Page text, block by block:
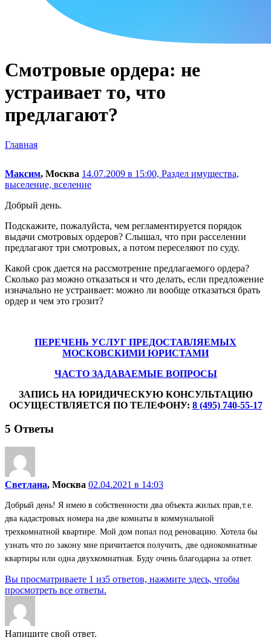
Смотровые ордера: не
устраивает то, что
предлагают?
Главная
Максим, Москва 14.07.2009 в 15:00, Раздел имущества,
выселение, вселение
Добрый день.
Подскажите, пожалуйста, чем регламентируется порядок
выдачи смотровых ордеров? Слышал, что при расселении
предлагают три смотровых, а потом переселяют по суду.
Какой срок дается на рассмотрение предлагаемого ордера?
Сколько раз можно отказаться и что делать, если предложение
изначально не устраивает: можно ли вообще отказаться брать
ордер и чем это грозит?
ПЕРЕЧЕНЬ УСЛУГ ПРЕДОСТАВЛЯЕМЫХ
МОСКОВСКИМИ ЮРИСТАМИ
ЧАСТО ЗАДАВАЕМЫЕ ВОПРОСЫ
ЗАПИСЬ НА ЮРИДИЧЕСКУЮ КОНСУЛЬТАЦИЮ
ОСУЩЕСТВЛЯЕТСЯ ПО ТЕЛЕФОНУ: 8 (495) 740-55-17
5 Ответы
Светлана, Москва 02.04.2021 в 14:03
Добрый день! Я имею в собственности два объекта жилых прав,т.е.
два кадастровых номера на две комнаты в коммунальной
трехкомнатной квартире. Мой дом попал под реновацию. Хотела бы
узнать что по закону мне причитается получить, две однокомнатные
квартиры или одна двухкомнатная. Буду очень благодарна за ответ.
Вы просматриваете 1 из5 ответов, нажмите здесь, чтобы
просмотреть все ответы.
Напишите свой ответ.